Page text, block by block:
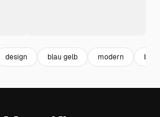
design blau gelb modern